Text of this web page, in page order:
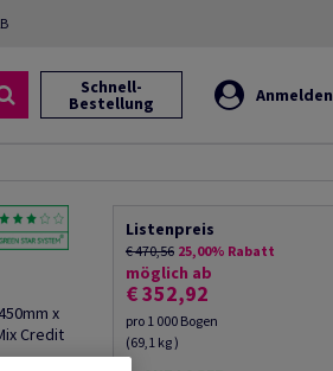
Schnell-
Bestellung Anmelden
x
Credit
Listenpreis
€ 470,56 25,00% Rabatt
möglich ab
€ 352,92
pro 1 000 Bogen
(69,1 kg )